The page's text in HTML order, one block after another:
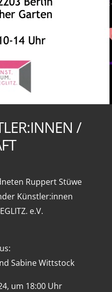
/
Ruppert Stüwe
Künstler:innen
e.V.
Sabine Wittstock
um 18:00 Uhr